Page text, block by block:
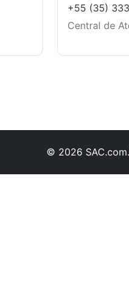
+55 (35)
Central de
© 2026